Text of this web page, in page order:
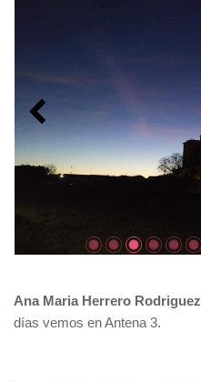
Ana Maria Herrero Rodriguez
días vemos en Antena 3.